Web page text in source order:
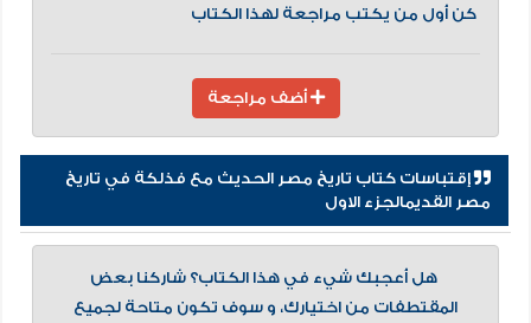
كن أول من يكتب مراجعة لهذا الكتاب
أضف مراجعة
إقتباسات كتاب تاريخ مصر الحديث مع فذلكة في تاريخ
مصر القديمالجزء الاول
هل أعجبك شيء في هذا الكتاب؟ شاركنا بعض
المقتطفات من اختيارك، و سوف تكون متاحة لجميع